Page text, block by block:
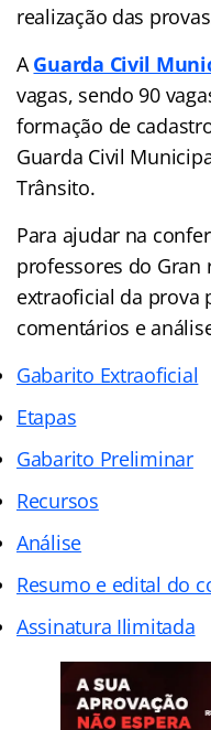
realização das
AGuarda Civil
vagas, sendo 90
formação de
Guarda Civil
Trânsito.
Para ajudar na
professores do Gran
extraoficial da prova
comentários e
Gabarito Extraoficial
Etapas
Gabarito Preliminar
Recursos
Análise
Resumo e edital do
Assinatura Ilimitada